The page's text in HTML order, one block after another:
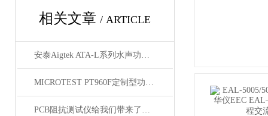
相关文章 / ARTICLE
安泰Aigtek ATA-L系列水声功率放大器
MICROTEST PT960F定制型功能自动测试系统
PCB阻抗测试仪给我们带来了怎样的特点呢？